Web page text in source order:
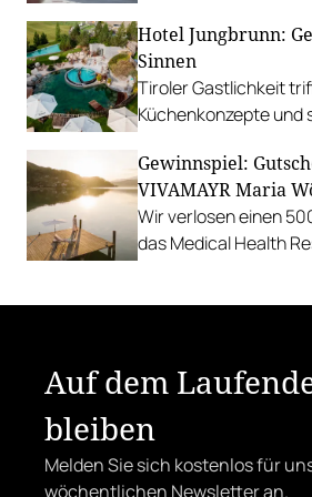
Hotel Jungbrunn:
Sinnen
Tiroler Gastlichkeit
Küchenkonzepte und
Gewinnen Sie eine
Gewinnspiel:
VIVAMAYR Maria
Wir verlosen einen
das Medical Health
Auf dem
bleiben
Melden Sie sich kostenlos für
wöchentlichen Newsletter an.